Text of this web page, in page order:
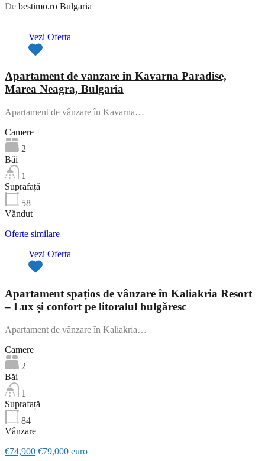
De bestimo.ro Bulgaria
Vezi Oferta
Apartament de vanzare in Kavarna Paradise,
Marea Neagra, Bulgaria
Apartament de vânzare în Kavarna…
Camere
2
Băi
1
Suprafață
58
Văndut
Oferte similare
Vezi Oferta
Apartament spațios de vânzare în Kaliakria Resort
– Lux și confort pe litoralul bulgăresc
Apartament de vânzare în Kaliakria…
Camere
2
Băi
1
Suprafață
84
Vânzare
€74,900 €79,000 euro